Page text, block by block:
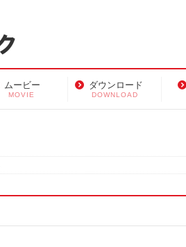
ムービー
MOVIE
ダウンロード
DOWNLOAD